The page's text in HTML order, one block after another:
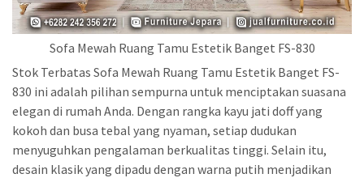
Sofa Mewah Ruang Tamu Estetik Banget FS-830
Stok Terbatas Sofa Mewah Ruang Tamu Estetik Banget FS-
830 ini adalah pilihan sempurna untuk menciptakan suasana
elegan di rumah Anda. Dengan rangka kayu jati doff yang
kokoh dan busa tebal yang nyaman, setiap dudukan
menyuguhkan pengalaman berkualitas tinggi. Selain itu,
desain klasik yang dipadu dengan warna putih menjadikan